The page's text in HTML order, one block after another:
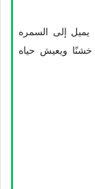
یمیل إلى السمره
خشنًا ویعیش حیاه